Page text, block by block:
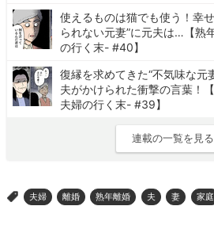
使えるものは猫でも使う！幸
られない元妻”に元夫は…【熟
の行く末- #40】
復縁を求めてきた“不気味な
夫がかけられた衝撃の言葉！
夫婦の行く末- #39】
連載の一覧を見る
> 夫婦 離婚 熟年離婚 夫 妻 家庭